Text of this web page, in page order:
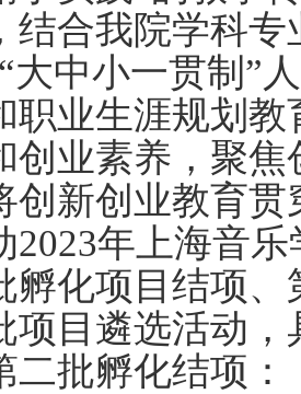
结合我院学科
大中小一贯制”
职业生涯规划
创业素养，聚
创新创业教育
2023年上海音
孵化项目结项
项目遴选活动
二批孵化结项：